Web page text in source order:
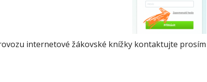
internetové žákovské knížky kontaktujte prosím